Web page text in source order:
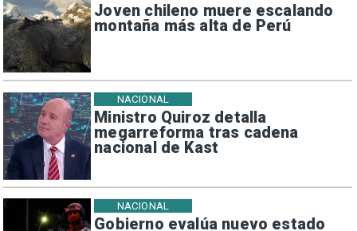
Joven chileno muere escalando
montaña más alta de Perú
Ministro Quiroz detalla
megarreforma tras cadena
nacional de Kast
NACIONAL
Gobierno evalúa nuevo estado
NACIONAL